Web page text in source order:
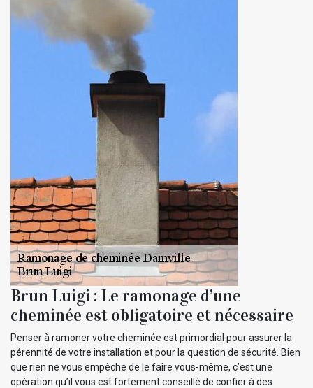
Brun Luigi : Le ramonage d’une
cheminée est obligatoire et nécessaire
Penser à ramoner votre cheminée est primordial pour assurer la
pérennité de votre installation et pour la question de sécurité. Bien
que rien ne vous empêche de le faire vous-même, c’est une
opération qu’il vous est fortement conseillé de confier à des